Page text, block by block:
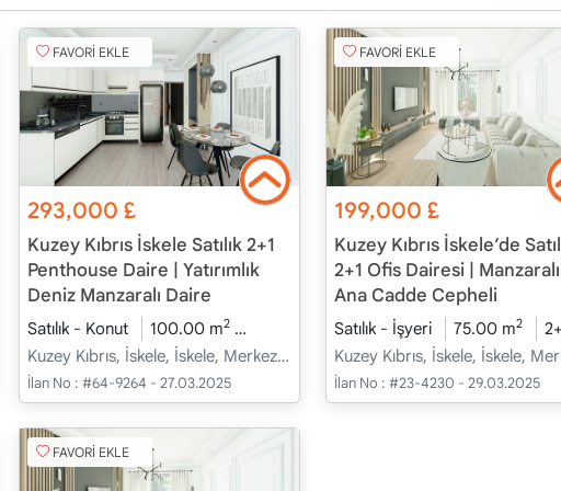
İnşaat Halinde 2026 - Haziran Teslim
FAVORİ EKLE
293,000£
Kuzey Kıbrıs İskele Satılık 2+1
Penthouse Daire | Yatırımlık
Deniz Manzaralı Daire
Satılık - Konut 100.00 m2 İnşaat Halinde 2026 - Haziran
Kuzey Kıbrıs, İskele, İskele, Merkez - Merkez
İlan No : #64-9264 - 27.03.2025
FAVORİ EKLE
199,000£
Kuzey Kıbrıs İskele’de
2+1 Ofis Dairesi |
Ana Cadde Cepheli
Satılık - İşyeri 75.00 m2
İlan No : #23-4230 - 29.03.2025
FAVORİ EKLE